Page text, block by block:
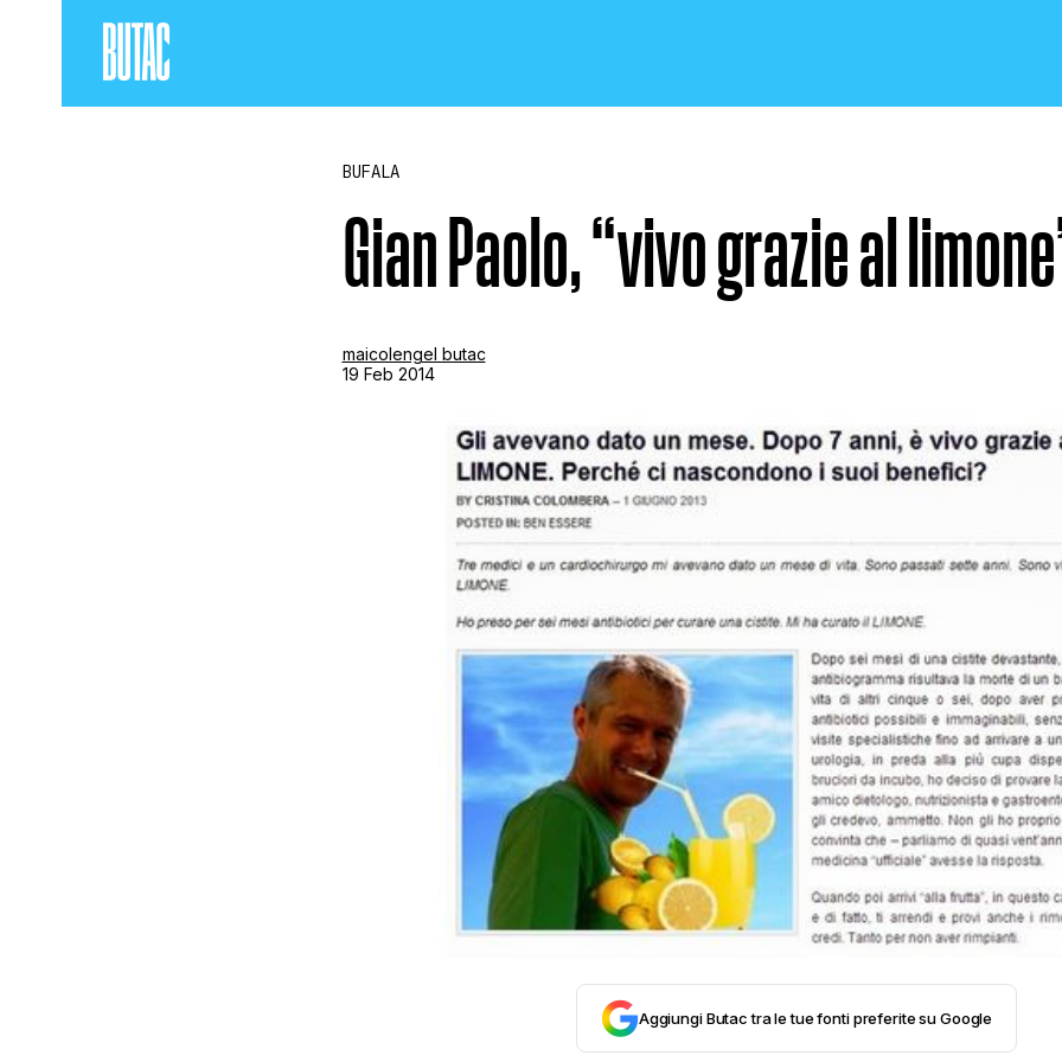
CRONACA E POLITICA
SALUTE E MEDICINA
STORIA E CITAZIONI
INTRATTENIMENTO
COMPLOTTI, LEGGENDE URBANE ED
EDITORIALI
TRUFFE E SOCIAL NETWORK
CLIMA ED ENERGIA
BUFALA
Gian Paolo, “vivo grazie al
maicolengel butac
19 Feb 2014
Aggiungi Butac tra le tue fonti preferite su Google